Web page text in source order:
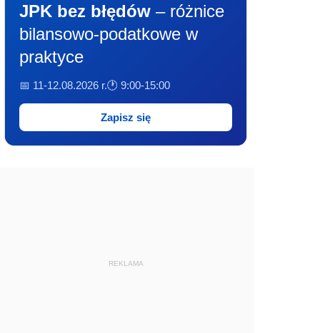
JPK bez błędów – różnice
bilansowo-podatkowe w
praktyce
📅 11-12.08.2026 r.🕐 9:00-15:00
Zapisz się
REKLAMA